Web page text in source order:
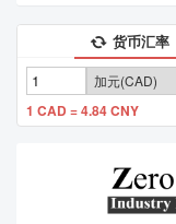
货币汇率
1 CAD = 4.84 CNY